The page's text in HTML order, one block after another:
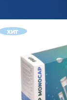
хит